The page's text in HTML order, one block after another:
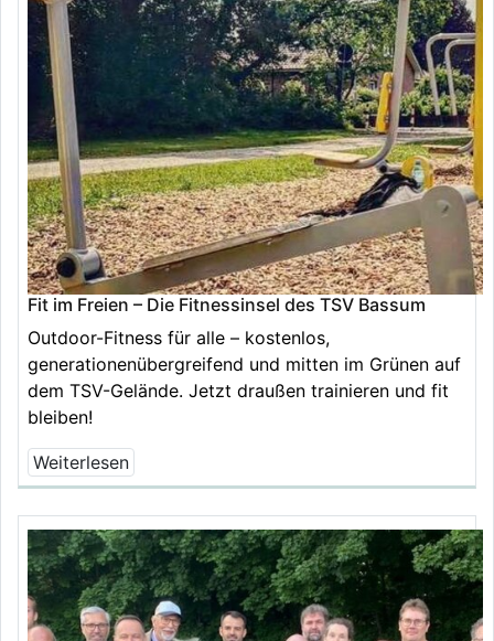
Fit im Freien – Die Fitnessinsel des TSV Bassum
Outdoor-Fitness für alle – kostenlos,
generationenübergreifend und mitten im Grünen auf
dem TSV-Gelände. Jetzt draußen trainieren und fit
bleiben!
Weiterlesen